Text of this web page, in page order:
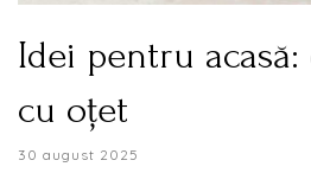
Idei pentru
cu oțet
30 august 2025